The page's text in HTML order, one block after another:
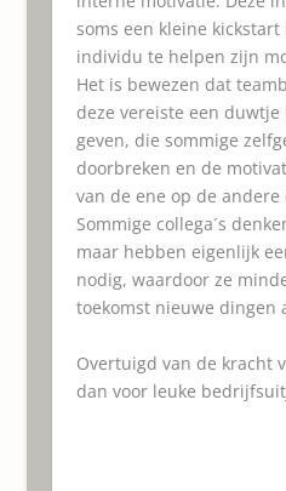
soms een kleine kickstart
individu te helpen zijn
Het is bewezen dat
deze vereiste een
geven, die sommige
doorbreken en de
van de ene op de
Sommige collega´s
maar hebben eigenlijk
nodig, waardoor ze
toekomst nieuwe dingen
Overtuigd van de kracht
dan voor leuke